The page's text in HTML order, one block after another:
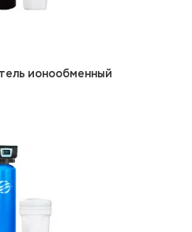
ионообменный